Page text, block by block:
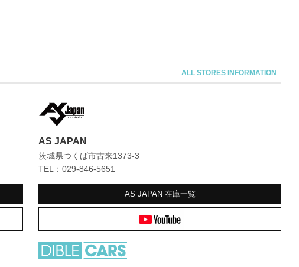
AS JAPAN
茨城県つくば市古来1373-3
TEL：029-846-5651
AS JAPAN 在庫一覧